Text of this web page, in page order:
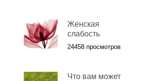
Женская
слабость
24458 просмотров
Что вам может